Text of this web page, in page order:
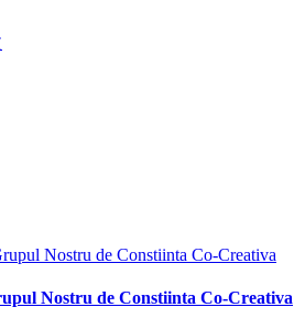
Nostru de Constiinta Co-Creativa